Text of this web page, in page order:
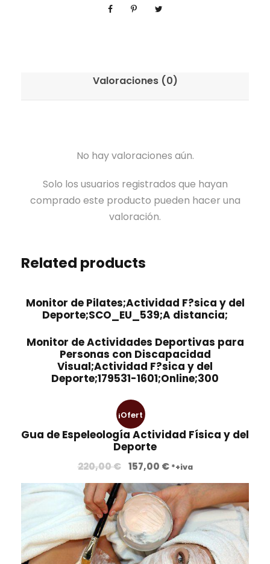
Valoraciones (0)
No hay valoraciones aún.
Solo los usuarios registrados que hayan
comprado este producto pueden hacer una
valoración.
Related products
Monitor de Pilates;Actividad F?sica y del
Deporte;SCO_EU_539;A distancia;
Monitor de Actividades Deportivas para
Personas con Discapacidad
Visual;Actividad F?sica y del
Deporte;179531-1601;Online;300
¡Ofert
a!
Gua de Espeleología Actividad Física y del
Deporte
220,00€ E
l
p
r
e
c
i
157,00 €E
l
p
r
e
c
i
*+iva